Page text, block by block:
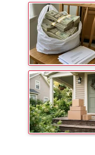
Моніторинг